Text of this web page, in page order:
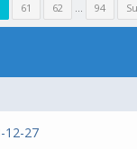
61 62 … 94
12-27